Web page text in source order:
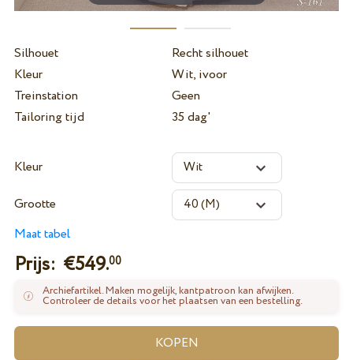
Silhouet
Recht silhouet
Kleur
Wit, ivoor
Treinstation
Geen
Tailoring tijd
35 dag'
Kleur
Grootte
Maat tabel
Prijs: €549.00
Archiefartikel. Maken mogelijk, kantpatroon kan afwijken.
Controleer de details voor het plaatsen van een bestelling.